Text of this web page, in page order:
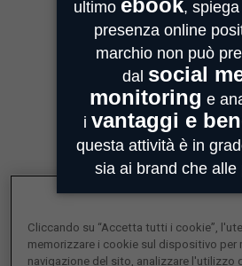
Sede divisione Audio
Via Guido Bonali,
47121 Forlì
ASSISTENZA
Tel. 0521
VENDITA
SEGUICI SUI NOSTRI
Cliccando su “Accetta tutti i cookie”,
memorizzare i cookie sul dispositivo per
navigazione del sito, analizzare l'utilizzo